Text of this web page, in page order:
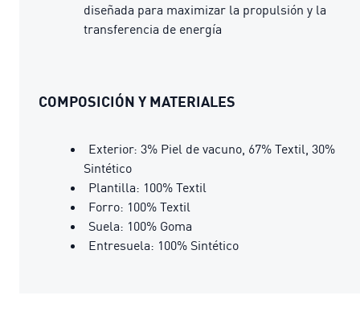
diseñada para maximizar la propulsión y la
transferencia de energía
COMPOSICIÓN Y MATERIALES
Exterior: 3% Piel de vacuno, 67% Textil, 30%
Sintético
Plantilla: 100% Textil
Forro: 100% Textil
Suela: 100% Goma
Entresuela: 100% Sintético